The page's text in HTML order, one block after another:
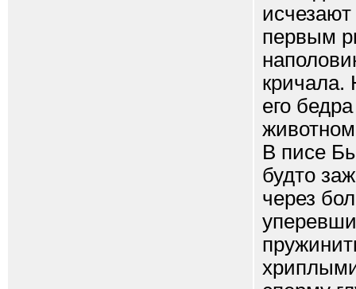
первым
кричала.
его
В писе
будто
через